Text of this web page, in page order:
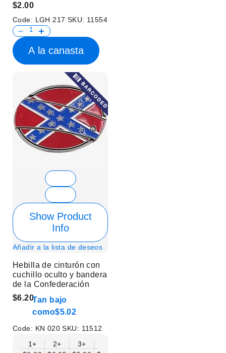
$2.00
Code: LGH 217 SKU: 11554
A la canasta
Show Product
Info
Añadir a la lista de deseos
Hebilla de cinturón con
cuchillo oculto y bandera
de la Confederación
$6.20Tan bajo
como$5.02
Code: KN 020SKU: 11512
1+
2+
3+